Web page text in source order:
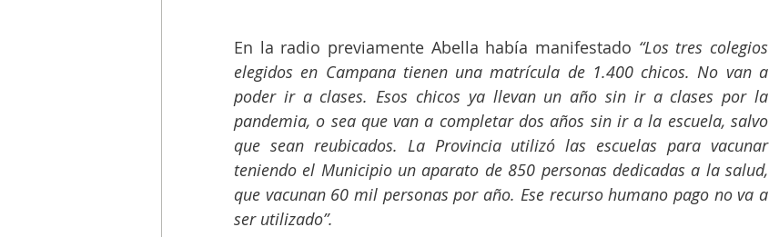
En la radio previamente Abella había manifestado “Los tres colegios
elegidos en Campana tienen una matrícula de 1.400 chicos. No van a
poder ir a clases. Esos chicos ya llevan un año sin ir a clases por la
pandemia, o sea que van a completar dos años sin ir a la escuela, salvo
que sean reubicados. La Provincia utilizó las escuelas para vacunar
teniendo el Municipio un aparato de 850 personas dedicadas a la salud,
que vacunan 60 mil personas por año. Ese recurso humano pago no va a
ser utilizado”.